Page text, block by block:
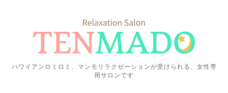
ハワイアンロミロミ、マンモリラクゼーションが受けられる、女性専
用サロンです